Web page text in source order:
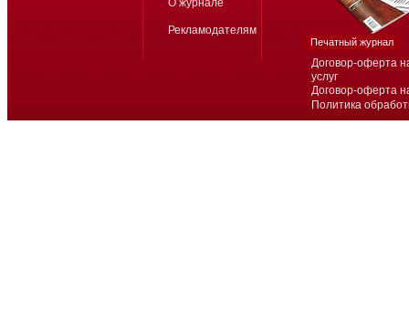
Договор-оферта
услуг
Договор-оферта
Политика
Рекламодателям
Печатный журнал